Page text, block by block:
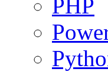
PHP